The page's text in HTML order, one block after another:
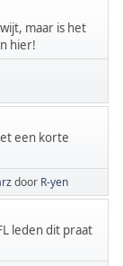
maar is het
hier!
een korte
door R-yen
leden dit praat